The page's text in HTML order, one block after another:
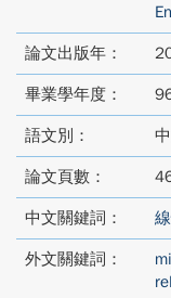
論文出版年：
畢業學年度：
語文別：
論文頁數：
中文關鍵詞：
外文關鍵詞：